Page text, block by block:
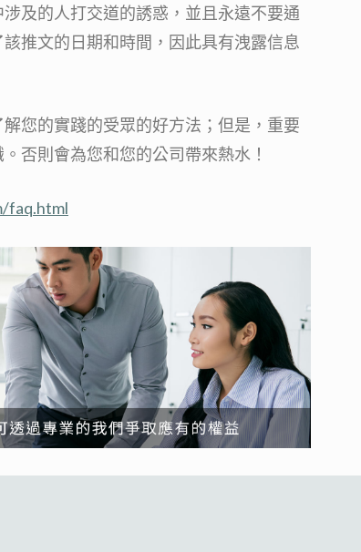
及的人打交道的誘惑，並且永遠不要通
推文的日期和時間，因此具有洩露信息
您的實踐的受眾的好方法；但是，重要
否則會為您和您的公司帶來熱水！
faq.html